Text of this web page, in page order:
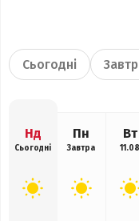
Сьогодні
Нд
Сьогодні
Пн
Завтра
Вт
11.08